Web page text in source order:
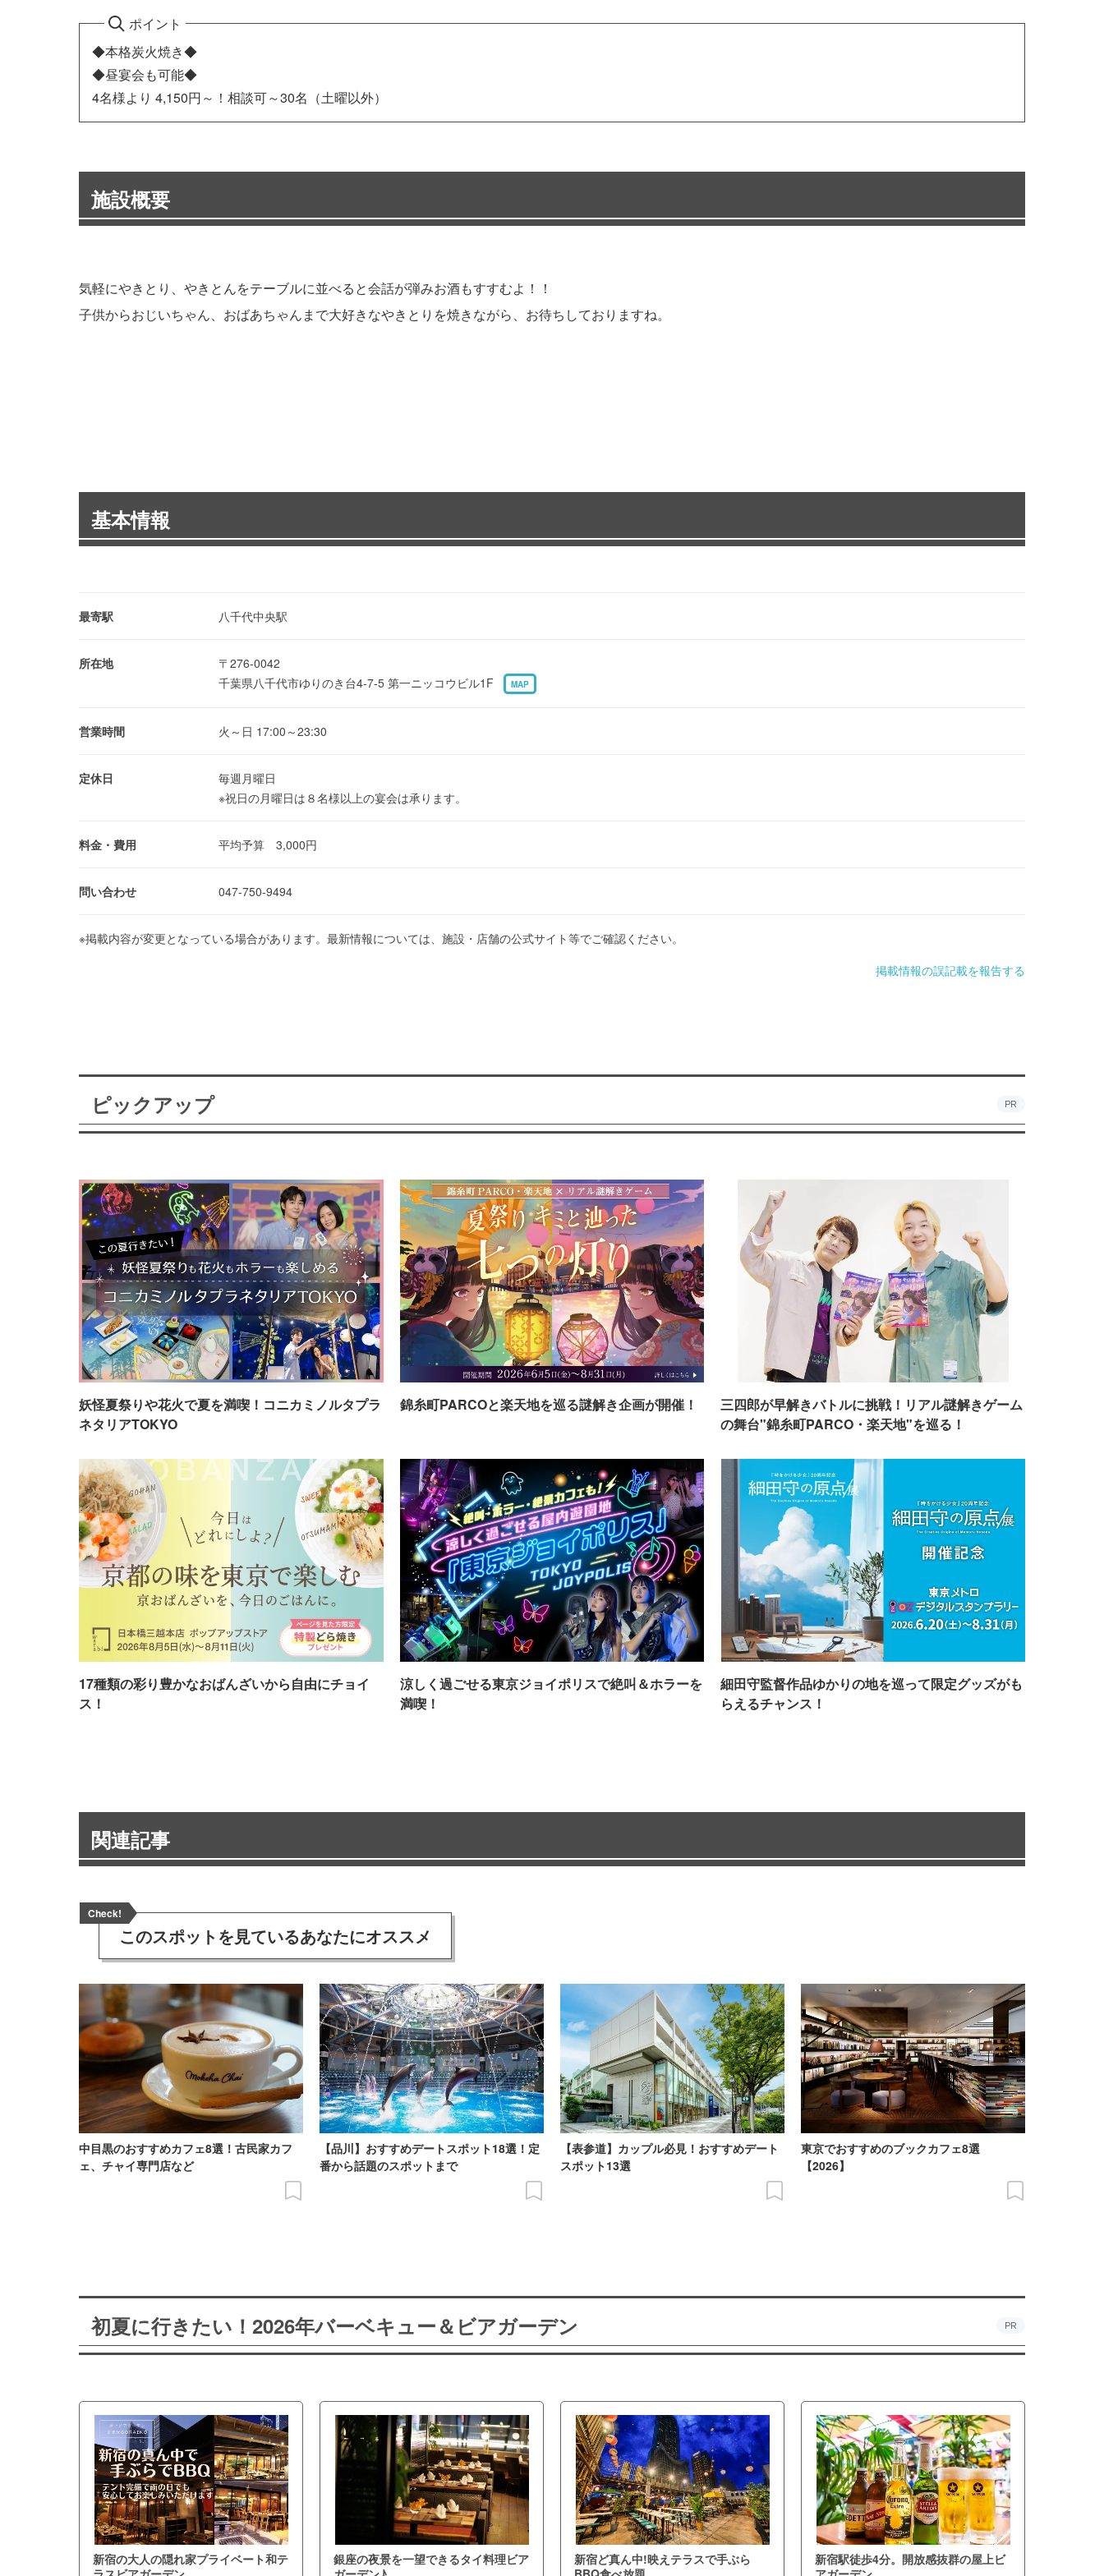
ポイント
◆本格炭火焼き◆
◆昼宴会も可能◆
4名様より 4,150円～！相談可～30名（土曜以外）
施設概要
気軽にやきとり、やきとんをテーブルに並べると会話が弾みお酒もすすむよ！！
子供からおじいちゃん、おばあちゃんまで大好きなやきとりを焼きながら、お待ちしておりますね。
基本情報
最寄駅 八千代中央駅
所在地
〒276-0042
千葉県八千代市ゆりのき台4-7-5 第一ニッコウビル1F
MAP
営業時間 火～日 17:00～23:30
定休日
毎週月曜日
※祝日の月曜日は８名様以上の宴会は承ります。
料金・費用 平均予算 3,000円
問い合わせ 047-750-9494
※掲載内容が変更となっている場合があります。最新情報については、施設・店舗の公式サイト等でご確認ください。
掲載情報の誤記載を報告する
ピックアップ PR
妖怪夏祭りや花火で夏を満喫！コニカミノルタプラ
ネタリアTOKYO
錦糸町PARCOと楽天地を巡る謎解き企画が開催！
三四郎が早解きバトルに挑戦！リアル謎解きゲーム
の舞台"錦糸町PARCO・楽天地"を巡る！
17種類の彩り豊かなおばんざいから自由にチョイ
ス！
涼しく過ごせる東京ジョイポリスで絶叫＆ホラーを
満喫！
細田守監督作品ゆかりの地を巡って限定グッズがも
らえるチャンス！
関連記事
Check!
このスポットを見ているあなたにオススメ
中目黒のおすすめカフェ8選！古民家カフ
ェ、チャイ専門店など
【品川】おすすめデートスポット18選！定
番から話題のスポットまで
【表参道】カップル必見！おすすめデート
スポット13選
東京でおすすめのブックカフェ8選
【2026】
初夏に行きたい！2026年バーベキュー＆ビアガーデン PR
新宿の大人の隠れ家プライベート和テ
銀座の夜景を一望できるタイ料理ビア
新宿ど真ん中!映えテラスで手ぶら
新宿駅徒歩4分。開放感抜群の屋上ビ